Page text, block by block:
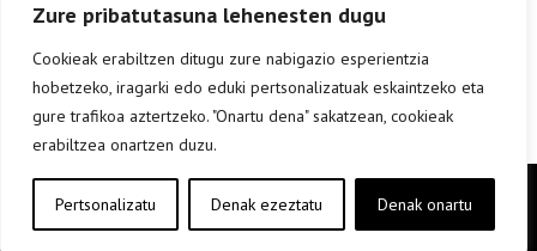
Zure pribatutasuna lehenesten dugu
Cookieak erabiltzen ditugu zure nabigazio esperientzia
hobetzeko, iragarki edo eduki pertsonalizatuak eskaintzeko eta
gure trafikoa aztertzeko. "Onartu dena" sakatzean, cookieak
erabiltzea onartzen duzu.
Pertsonalizatu Denak ezeztatu Denak onartu
Copyright © elkar Argitaletxeak 2019
Lege oharra
Cookie politika